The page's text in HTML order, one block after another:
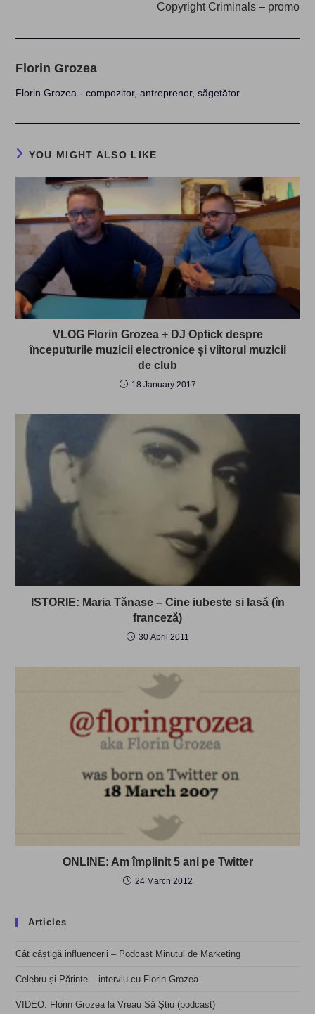
Copyright Criminals – promo
Florin Grozea
Florin Grozea - compozitor, antreprenor, săgetător.
YOU MIGHT ALSO LIKE
VLOG Florin Grozea + DJ Optick despre
începuturile muzicii electronice și viitorul muzicii
de club
18 January 2017
ISTORIE: Maria Tănase – Cine iubeste si lasă (în
franceză)
30 April 2011
ONLINE: Am împlinit 5 ani pe Twitter
24 March 2012
Articles
Cât câștigă influencerii – Podcast Minutul de Marketing
Celebru și Părinte – interviu cu Florin Grozea
VIDEO: Florin Grozea la Vreau Să Știu (podcast)